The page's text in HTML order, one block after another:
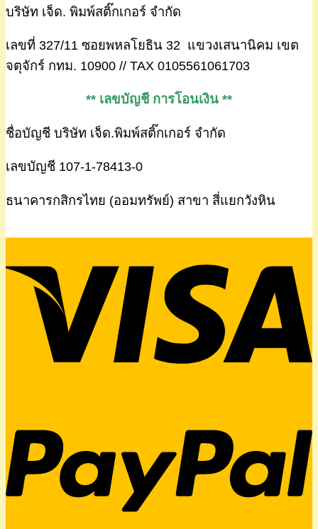
บริษัท เจ็ด. พิมพ์สติ๊กเกอร์ จำกัด
เลขที่ 327/11 ซอยพหลโยธิน 32 แขวงเสนานิคม เขต
จตุจักร์ กทม. 10900 // TAX 0105561061703
** เลขบัญชี การโอนเงิน **
ชื่อบัญชี บริษัท เจ็ด.พิมพ์สติ๊กเกอร์ จำกัด
เลขบัญชี 107-1-78413-0
ธนาคารกสิกรไทย (ออมทรัพย์) สาขา สี่แยกวังหิน